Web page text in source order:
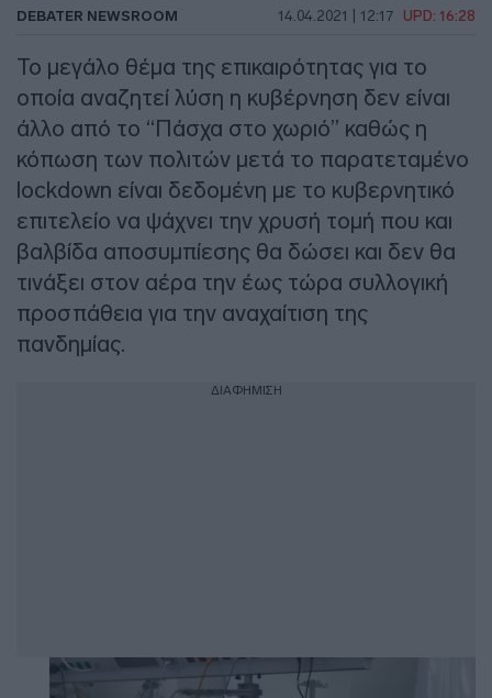
DEBATER NEWSROOM 14.04.2021 | 12:17 UPD: 16:28
Το μεγάλο θέμα της επικαιρότητας για το
οποία αναζητεί λύση η κυβέρνηση δεν είναι
άλλο από το “Πάσχα στο χωριό” καθώς η
κόπωση των πολιτών μετά το παρατεταμένο
lockdown είναι δεδομένη με το κυβερνητικό
επιτελείο να ψάχνει την χρυσή τομή που και
βαλβίδα αποσυμπίεσης θα δώσει και δεν θα
τινάξει στον αέρα την έως τώρα συλλογική
προσπάθεια για την αναχαίτιση της
πανδημίας.
ΔΙΑΦΗΜΙΣΗ